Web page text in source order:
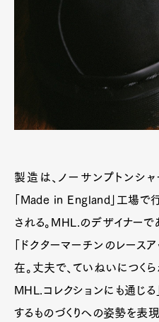
製造は、ノーサンプトンシ
「Made in England」工場で
される。MHL.のデザイナーで
「ドクターマーチンのレース
在。丈夫で、ていねいにつく
MHL.コレクションにも通じる
するものづくりへの姿勢を表現